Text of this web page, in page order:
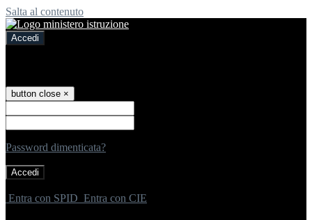
Salta al contenuto
Accedi
button close ×
Password dimenticata?
Entra con SPID Entra con CIE